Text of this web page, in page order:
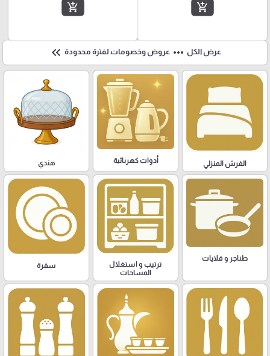
add_shopping_cart
add_shopping_cart
عرض الكل more_horiz عروض وخصومات لفترة محدودة keyboard_double_arrow_left
الفرش المنزلي أدوات كهربائية هندي
طناجر و قلايات
ترتيب و استغلال
المساحات
سفرة